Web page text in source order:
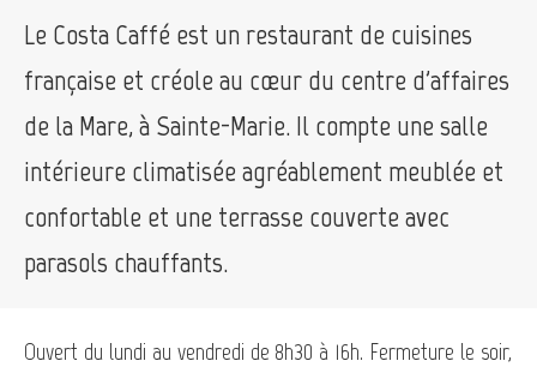
Le Costa Caffé est un restaurant de cuisines
française et créole au cœur du centre d'affaires
de la Mare, à Sainte-Marie. Il compte une salle
intérieure climatisée agréablement meublée et
confortable et une terrasse couverte avec
parasols chauffants.
Ouvert du lundi au vendredi de 8h30 à 16h. Fermeture le soir,